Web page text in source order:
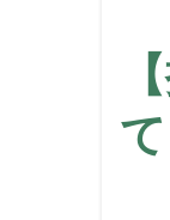
て